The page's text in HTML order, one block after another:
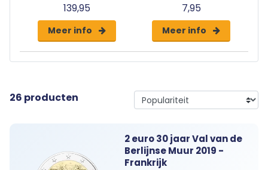
139,95
Meer info
7,95
Meer info
26 producten
2 euro 30 jaar Val van de
Berlijnse Muur 2019 -
Frankrijk